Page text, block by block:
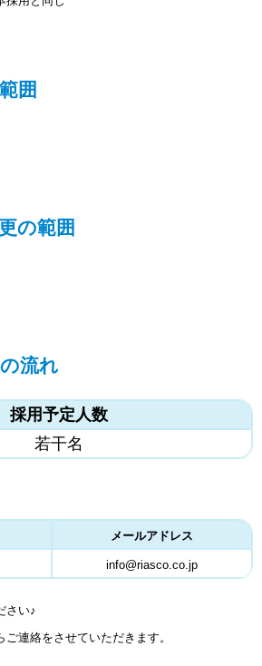
囲
の範囲
流れ
採用予定人数
若干名
メールアドレス
info@riasco.co.jp
さい♪
連絡をさせていただきます。